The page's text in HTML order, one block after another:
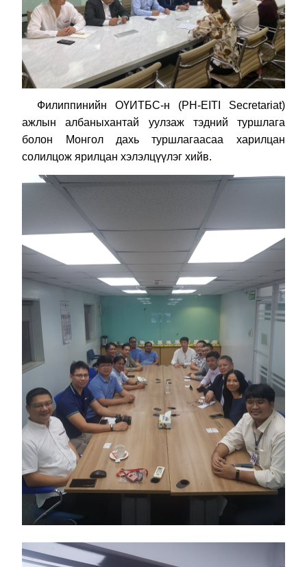
Филиппинийн ОҮИТБС-н (PH-EITI Secretariat)
ажлын албаныхантай уулзаж тэдний туршлага
болон Монгол дахь туршлагаасаа харилцан
солилцож ярилцан хэлэлцүүлэг хийв.